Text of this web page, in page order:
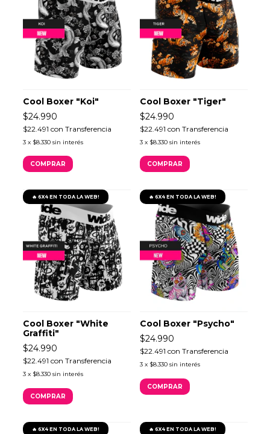
Cool Boxer "Koi"
$24.990
$22.491 con Transferencia
3 x $8.330 sin interés
COMPRAR
Cool Boxer "Tiger"
$24.990
$22.491 con Transferencia
3 x $8.330 sin interés
COMPRAR
🔥 6X4 EN TODA LA WEB!
Cool Boxer "White
Graffiti"
$24.990
$22.491 con Transferencia
3 x $8.330 sin interés
COMPRAR
🔥 6X4 EN TODA LA WEB!
Cool Boxer "Psycho"
$24.990
$22.491 con Transferencia
3 x $8.330 sin interés
COMPRAR
🔥 6X4 EN TODA LA WEB! 🔥 6X4 EN TODA LA WEB!